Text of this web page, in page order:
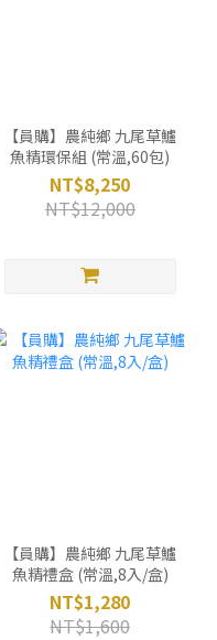
【員購】農純鄉 九尾草鱸
魚精環保組 (常溫,60包)
NT$8,250
NT$12,000
【員購】農純鄉 九尾草鱸
魚精禮盒 (常溫,8入/盒)
NT$1,280
NT$1,600